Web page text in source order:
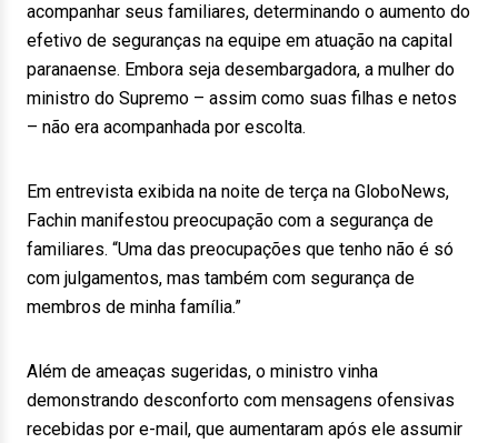
acompanhar seus familiares, determinando o aumento do
efetivo de seguranças na equipe em atuação na capital
paranaense. Embora seja desembargadora, a mulher do
ministro do Supremo – assim como suas filhas e netos
– não era acompanhada por escolta.
Em entrevista exibida na noite de terça na GloboNews,
Fachin manifestou preocupação com a segurança de
familiares. “Uma das preocupações que tenho não é só
com julgamentos, mas também com segurança de
membros de minha família.”
Além de ameaças sugeridas, o ministro vinha
demonstrando desconforto com mensagens ofensivas
recebidas por e-mail, que aumentaram após ele assumir